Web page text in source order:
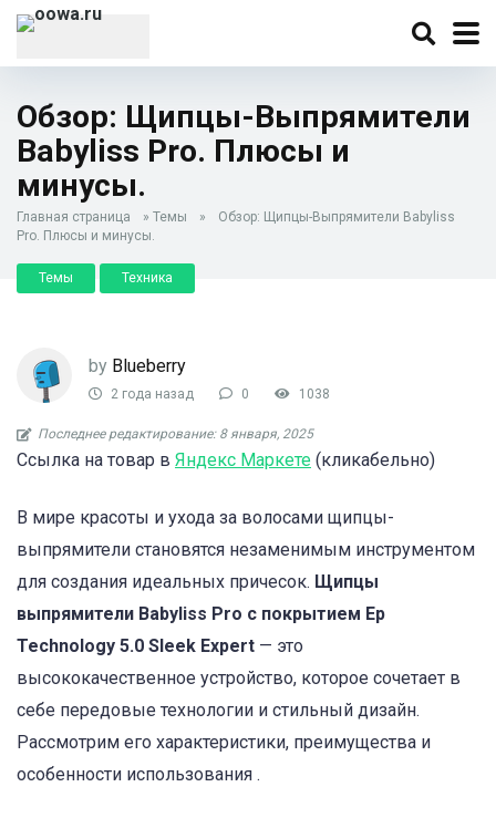
Обзор: Щипцы-Выпрямители
Babyliss Pro. Плюсы и
минусы.
Главная страница » Темы »
Обзор: Щипцы-Выпрямители Babyliss
Pro. Плюсы и минусы.
Темы Техника
by Blueberry
2 года назад 0 1038
Последнее редактирование: 8 января, 2025
Ссылка на товар в Яндекс Маркете (кликабельно)
В мире красоты и ухода за волосами щипцы-
выпрямители становятся незаменимым инструментом
для создания идеальных причесок. Щипцы
выпрямители Babyliss Pro с покрытием Ep
Technology 5.0 Sleek Expert — это
высококачественное устройство, которое сочетает в
себе передовые технологии и стильный дизайн.
Рассмотрим его характеристики, преимущества и
особенности использования .